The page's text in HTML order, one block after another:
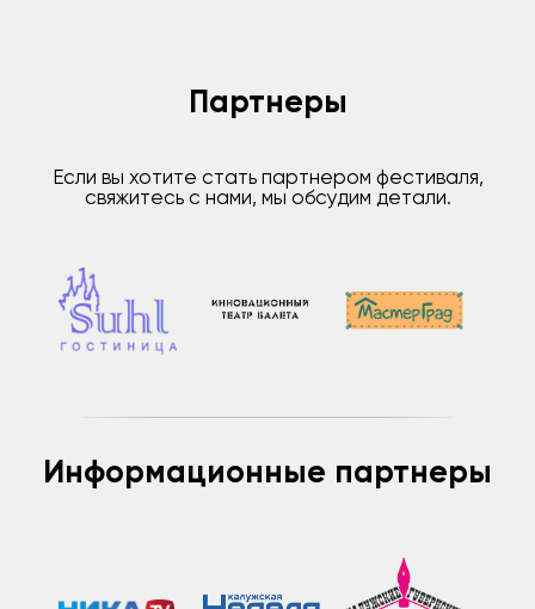
Партнеры
Если вы хотите стать партнером фестиваля,
свяжитесь с нами, мы обсудим детали.
Информационные партнеры